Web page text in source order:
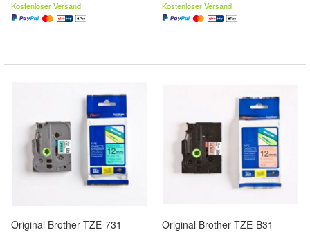
Kostenloser Versand Kostenloser Versand
Original Brother TZE-731
Original Brother TZE-B31